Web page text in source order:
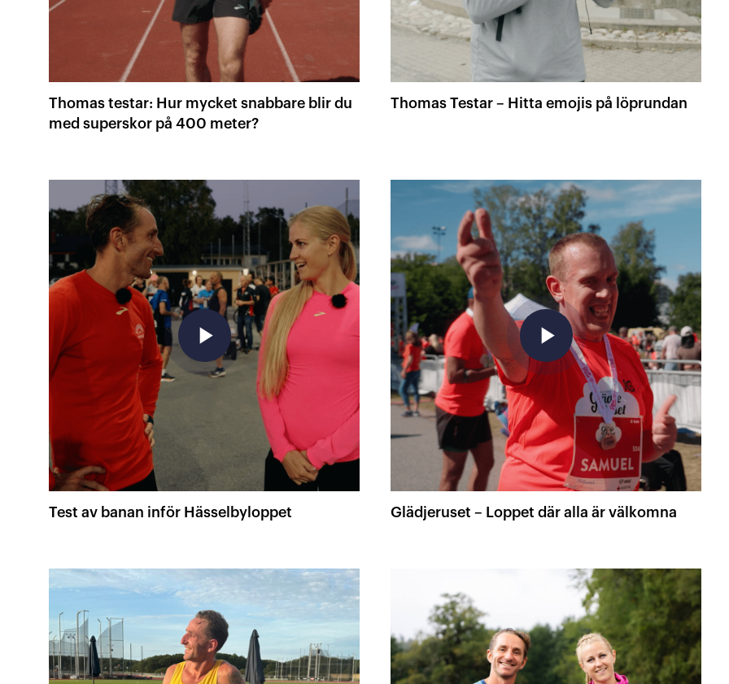
Thomas testar: Hur mycket snabbare blir du
med superskor på 400 meter?
Thomas Testar – Hitta emojis på löprundan
play_arrow
Test av banan inför Hässelbyloppet
play_arrow
Glädjeruset – Loppet där alla är välkomna